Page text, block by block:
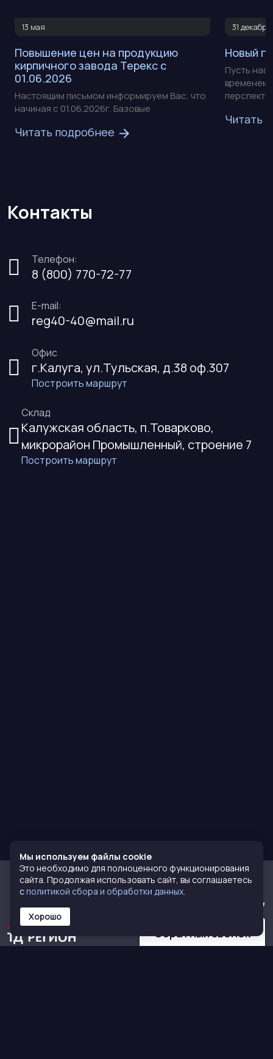
13 мая
Повышение цен на продукцию
кирпичного завода Терекс с
01.06.2026
Настоящим письмом информируем Вас, что
начиная с 01.06.2026г. Базовые
Читать подробнее
31
Новый
Пусть
временем
Читать
Контакты
Телефон:
8 (800) 770-72-77
E-mail:
reg40-40@mail.ru
Офис
г.Калуга, ул.Тульская, д.38 оф.307
Построить маршрут
Склад
Калужская область, п.Товарково,
микрорайон Промышленный, строение 7
Построить маршрут
8 (800) 770-72-77
Обратный звонок
Мы используем файлы cookie
Это необходимо для полноценного функционирования
сайта. Продолжая использовать сайт, вы соглашаетесь
сполитикой сбора и обработки данных.
Хорошо